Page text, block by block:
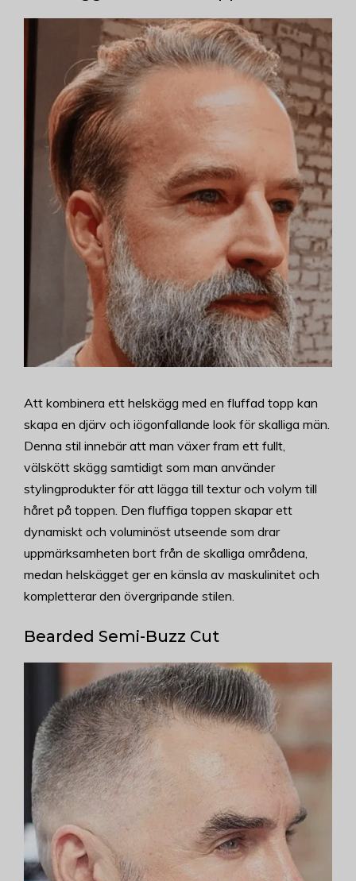
Att kombinera ett helskägg med en fluffad topp kan
skapa en djärv och iögonfallande look för skalliga män.
Denna stil innebär att man växer fram ett fullt,
välskött skägg samtidigt som man använder
stylingprodukter för att lägga till textur och volym till
håret på toppen. Den fluffiga toppen skapar ett
dynamiskt och voluminöst utseende som drar
uppmärksamheten bort från de skalliga områdena,
medan helskägget ger en känsla av maskulinitet och
kompletterar den övergripande stilen.
Bearded Semi-Buzz Cut